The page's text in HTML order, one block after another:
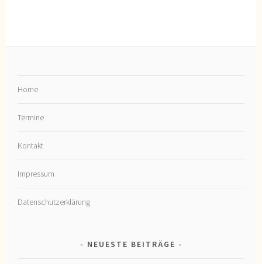
Home
Termine
Kontakt
Impressum
Datenschutzerklärung
NEUESTE BEITRÄGE